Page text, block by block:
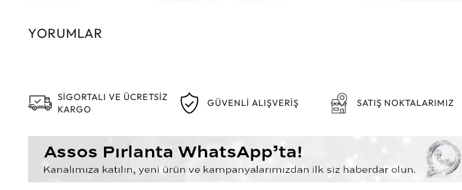
YORUMLAR
SİGORTALI VE ÜCRETSİZ
KARGO
GÜVENLİ ALIŞVERİŞ SATIŞ NOKTALARIMIZ